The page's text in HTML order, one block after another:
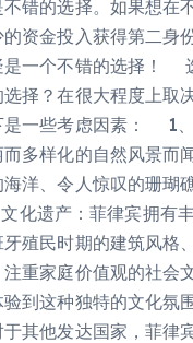
错的选择。如果想在
资金投入获得第二身
是一个不错的选择！
择？在很大程度上取
是一些考虑因素： 1、
多样化的自然风景而
洋、令人惊叹的珊瑚
化遗产：菲律宾拥有
殖民时期的建筑风格
重家庭价值观的社会
验到这种独特的文化
其他发达国家，菲律